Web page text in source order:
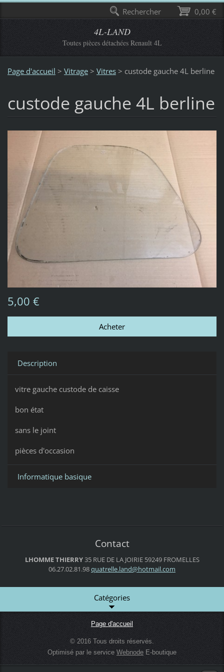
4L-LAND
Toutes pièces détachées Renault 4L
Page d'accueil > Vitrage > Vitres > custode gauche 4L berline
custode gauche 4L berline
5,00 €
Description
vitre gauche custode de caisse
bon état
sans le joint
pièces d'occasion
Informatique basique
Contact
LHOMME THIERRY35 RUE DE LA JOIRIE59249 FROMELLES
06.27.02.81.98quatrelle.land@hotmail.com
Catégories
Page d'accueil
© 2016 Tous droits réservés.
Optimisé par le service Webnode E-boutique
0,00 €
Rechercher